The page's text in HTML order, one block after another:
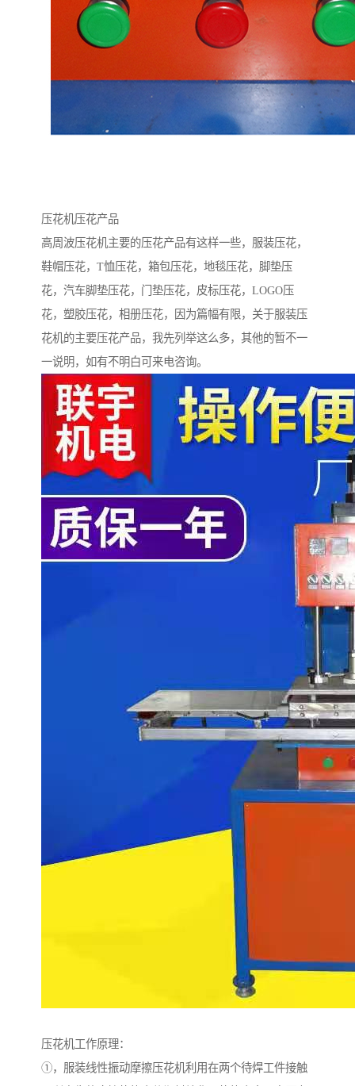
压花机压花产品
高周波压花机主要的压花产品有这样一些，服装压花，
鞋帽压花，T恤压花，箱包压花，地毯压花，脚垫压
花，汽车脚垫压花，门垫压花，皮标压花，LOGO压
花，塑胶压花，相册压花，因为篇幅有限，关于服装压
花机的主要压花产品，我先列举这么多，其他的暂不一
一说明，如有不明白可来电咨询。
压花机工作原理：
①，服装线性振动摩擦压花机利用在两个待焊工件接触